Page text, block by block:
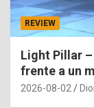
REVIEW
Light Pillar
frente a un
2026-08-02